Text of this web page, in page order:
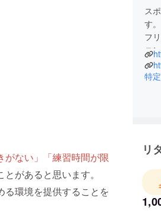
がない」「練習時間が限
があると思います。
る環境を提供することを
ス
す。
フ
ニ
特
リ